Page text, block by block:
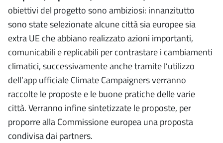
obiettivi del progetto sono ambiziosi: innanzitutto
sono state selezionate alcune città sia europee sia
extra UE che abbiano realizzato azioni importanti,
comunicabili e replicabili per contrastare i cambiamenti
climatici, successivamente anche tramite l’utilizzo
dell’app ufficiale Climate Campaigners verranno
raccolte le proposte e le buone pratiche delle varie
città. Verranno infine sintetizzate le proposte, per
proporre alla Commissione europea una proposta
condivisa dai partners.